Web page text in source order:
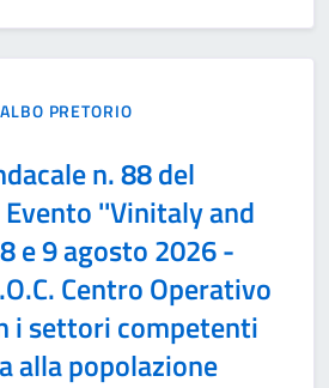
PRETORIO
n. 88 del
''Vinitaly and
e 9 agosto 2026 -
Centro Operativo
i settori competenti
alla popolazione